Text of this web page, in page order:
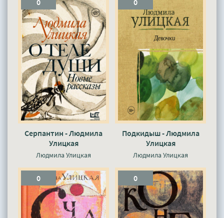
0
Серпантин - Людмила
Улицкая
Людмила Улицкая
0
Подкидыш - Людмила
Улицкая
Людмила Улицкая
0 0